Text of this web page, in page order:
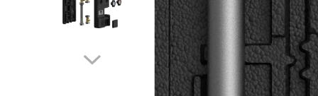
Pompe de căldură monobloc
Robineti Pompe PAW Germania